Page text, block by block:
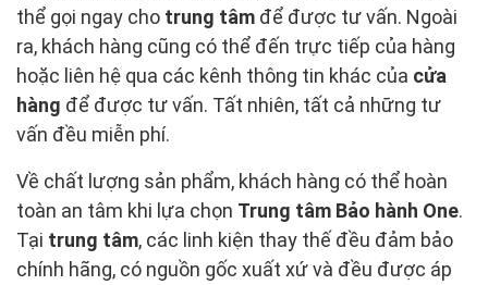
thể gọi ngay cho trung tâm để được tư vấn. Ngoài
ra, khách hàng cũng có thể đến trực tiếp của hàng
hoặc liên hệ qua các kênh thông tin khác của cửa
hàng để được tư vấn. Tất nhiên, tất cả những tư
vấn đều miễn phí.
Về chất lượng sản phẩm, khách hàng có thể hoàn
toàn an tâm khi lựa chọn Trung tâm Bảo hành One.
Tại trung tâm, các linh kiện thay thế đều đảm bảo
chính hãng, có nguồn gốc xuất xứ và đều được áp